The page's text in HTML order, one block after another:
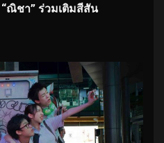
“ณิชา” ร่วมเติมสีสัน